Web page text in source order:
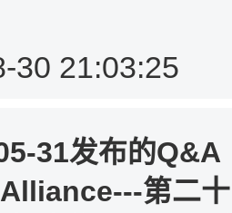
30 21:03:25
31发布的Q&A
第二